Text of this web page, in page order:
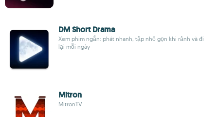
DM Short Drama
Xem phim ngắn: phát nhanh, tập nhỏ gọn khi rảnh và đi
lại mỗi ngày
Mitron
MitronTV